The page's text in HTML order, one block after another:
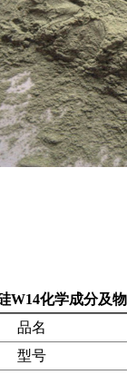
W14化学成分及
名
号